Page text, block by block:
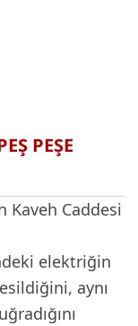
PEŞE
Kaveh Caddesi
elektriğin
aynı